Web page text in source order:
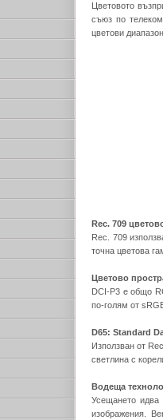
Цветовото
съюз по
цветови
Rec. 709
Rec. 709
точна цветова
Цветово
DCI-P3 е общо
по-голям от
D65: Standard
Използван от
светлина с
Водеща
Усещането идва
изображения.